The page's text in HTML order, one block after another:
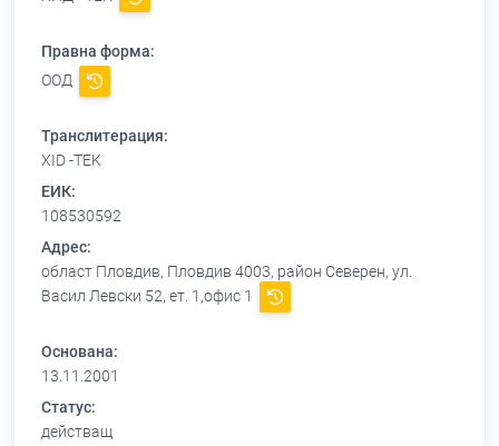
Правна форма:
ООД
Транслитерация:
XID -TEK
ЕИК:
108530592
Адрес:
област Пловдив, Пловдив 4003, район Северен, ул.
Васил Левски 52, ет. 1,офис 1
Основана:
13.11.2001
Статус:
действащ